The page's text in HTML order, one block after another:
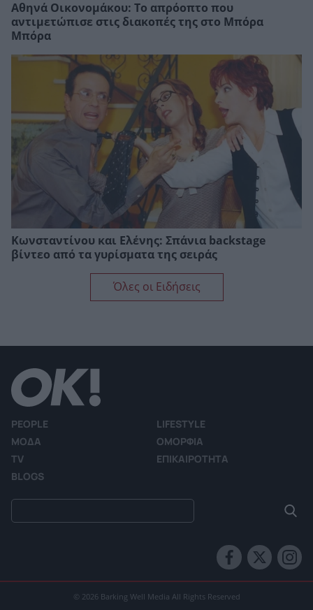
Αθηνά Οικονομάκου: Το απρόοπτο που
αντιμετώπισε στις διακοπές της στο Μπόρα
Μπόρα
Κωνσταντίνου και Ελένης: Σπάνια backstage
βίντεο από τα γυρίσματα της σειράς
Όλες οι Ειδήσεις
PEOPLE
LIFESTYLE
ΜΟΔΑ
ΟΜΟΡΦΙΑ
TV
ΕΠΙΚΑΙΡΟΤΗΤΑ
BLOGS
© 2026 Barking Well Media All Rights Reserved